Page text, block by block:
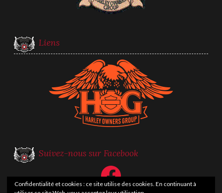
Liens
Suivez-nous sur Facebook
Facebook
Confidentialité et cookies : ce site utilise des cookies. En continuant à